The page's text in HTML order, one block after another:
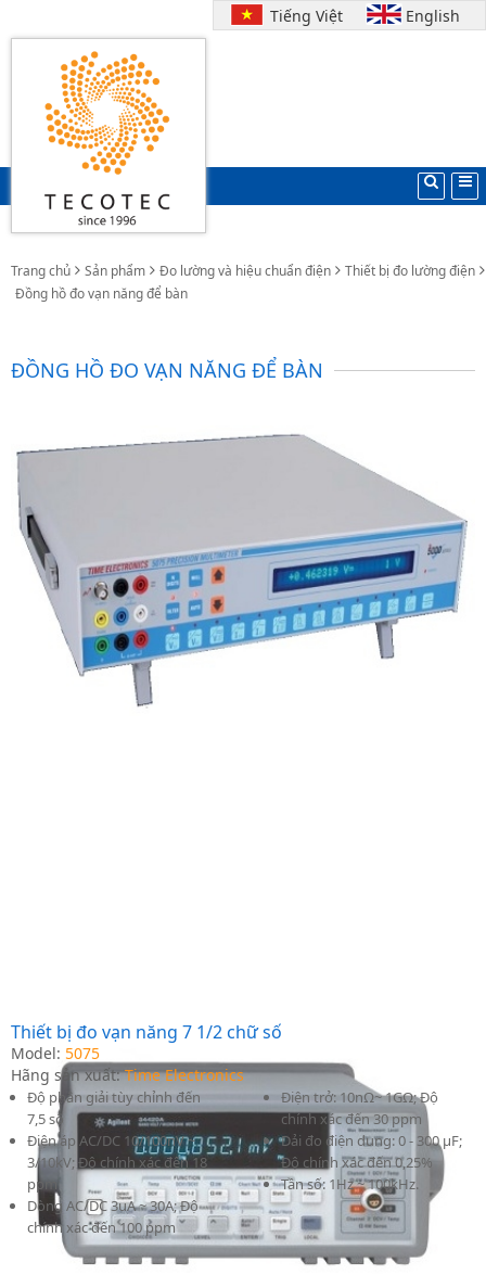
Tiếng Việt English
Trang chủ Sản phẩm Đo lường và hiệu chuẩn điện
Thiết bị đo lường điện
Đồng hồ đo vạn năng để bàn
ĐỒNG HỒ ĐO VẠN NĂNG ĐỂ BÀN
Thiết bị đo vạn năng 7 1/2 chữ số
Model: 5075
Hãng sản xuất:Time Electronics
Độ phân giải tùy chỉnh đến
7,5 số
Điện áp AC/DC 10/100nV ~
3/10kV; Độ chính xác đến 18
ppm
Dòng AC/DC 3uA ~ 30A; Độ
chính xác đến 100 ppm
Điện trở: 10nΩ~ 1GΩ; Độ
chính xác đến 30 ppm
Dải đo điện dung: 0 - 300 µF;
Độ chính xác đến 0,25%
Tần số: 1Hz ~ 100kHz.